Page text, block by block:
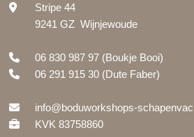
Stripe 44
9241 GZ Wijnjewoude
06 830 987 97 (Boukje Booi)
06 291 915 30 (Dute Faber)
info@boduworkshops-
KVK 83758860